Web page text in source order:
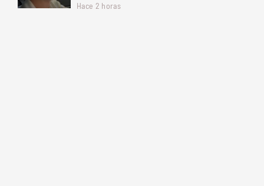
Hace 2 horas